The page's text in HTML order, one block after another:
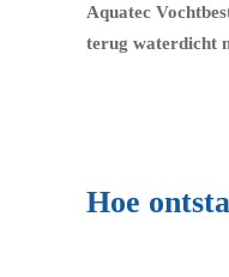
Aquatec
terug waterdicht
Hoe